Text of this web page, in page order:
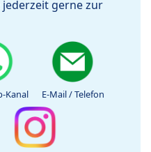
jederzeit gerne zur
Kanal E-Mail / Telefon